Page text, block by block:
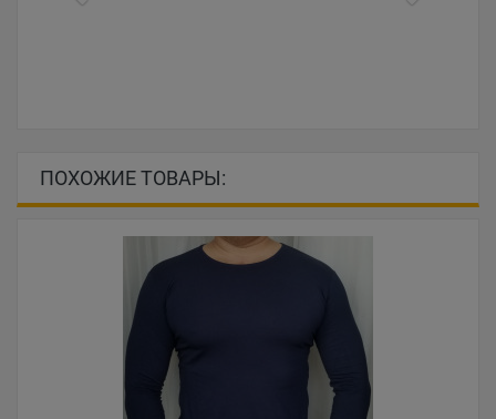
ПОХОЖИЕ ТОВАРЫ: